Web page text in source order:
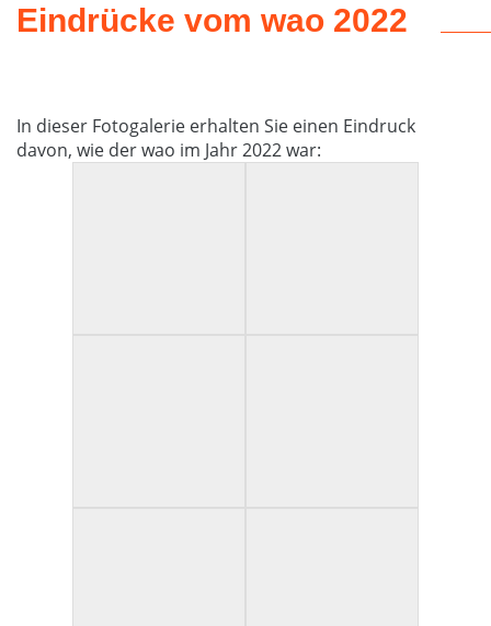
Eindrücke vom wao 2022
In dieser Fotogalerie erhalten Sie einen Eindruck
davon, wie der wao im Jahr 2022 war: